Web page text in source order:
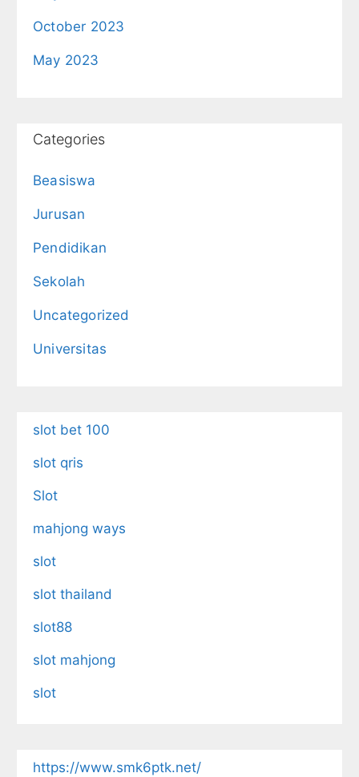
October 2023
May 2023
Categories
Beasiswa
Jurusan
Pendidikan
Sekolah
Uncategorized
Universitas
slot bet 100
slot qris
Slot
mahjong ways
slot
slot thailand
slot88
slot mahjong
slot
https://www.smk6ptk.net/